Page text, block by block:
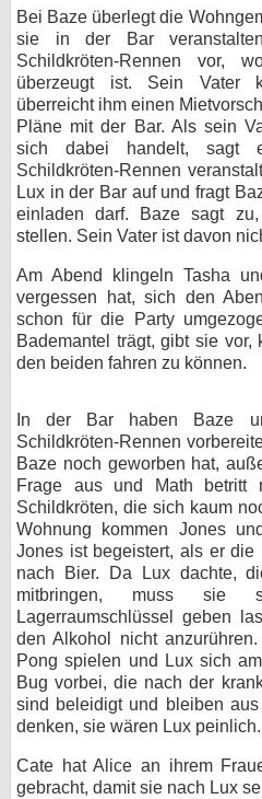
Bei Baze überlegt die
sie in der Bar
Schildkröten-Rennen vor,
überzeugt ist. Sein Vater
überreicht ihm einen
Pläne mit der Bar. Als sein
sich dabei handelt, sagt
Schildkröten-Rennen
Lux in der Bar auf und fragt
einladen darf. Baze sagt
stellen. Sein Vater ist davon
Am Abend klingeln Tasha
vergessen hat, sich den
schon für die Party
Bademantel trägt, gibt sie
den beiden fahren zu können.
In der Bar haben Baze
Schildkröten-Rennen
Baze noch geworben hat,
Frage aus und Math betritt
Schildkröten, die sich kaum
Wohnung kommen Jones
Jones ist begeistert, als er
nach Bier. Da Lux dachte,
mitbringen, muss sie
Lagerraumschlüssel geben
den Alkohol nicht
Pong spielen und Lux sich
Bug vorbei, die nach der
sind beleidigt und bleiben
denken, sie wären Lux peinlich.
Cate hat Alice an ihrem
gebracht, damit sie nach Lux